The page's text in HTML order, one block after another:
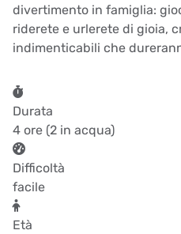
divertimento in famiglia:
riderete e urlerete di gioia,
indimenticabili che
Durata
4 ore (2 in acqua)
Difficoltà
facile
Età